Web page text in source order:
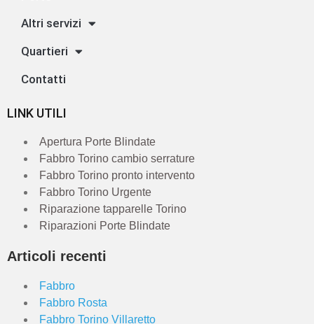
Altri servizi
Quartieri
Contatti
LINK UTILI
Apertura Porte Blindate
Fabbro Torino cambio serrature
Fabbro Torino pronto intervento
Fabbro Torino Urgente
Riparazione tapparelle Torino
Riparazioni Porte Blindate
Articoli recenti
Fabbro
Fabbro Rosta
Fabbro Torino Villaretto